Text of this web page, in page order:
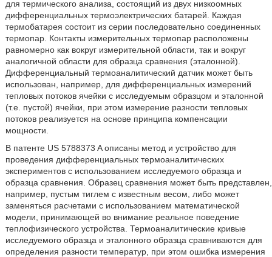
для термического анализа, состоящий из двух низкоомных
дифференциальных термоэлектрических батарей. Каждая
термобатарея состоит из серии последовательно соединенных
термопар. Контакты измерительных термопар расположены
равномерно как вокруг измерительной области, так и вокруг
аналогичной области для образца сравнения (эталонной).
Дифференциальный термоаналитический датчик может быть
использован, например, для дифференциальных измерений
тепловых потоков ячейки с исследуемым образцом и эталонной
(т.е. пустой) ячейки, при этом измерение разности тепловых
потоков реализуется на основе принципа компенсации
мощности.
В патенте US 5788373 A описаны метод и устройство для
проведения дифференциальных термоаналитических
экспериментов с использованием исследуемого образца и
образца сравнения. Образец сравнения может быть представлен,
например, пустым тиглем с известным весом, либо может
заменяться расчетами с использованием математической
модели, принимающей во внимание реальное поведение
теплофизического устройства. Термоаналитические кривые
исследуемого образца и эталонного образца сравниваются для
определения разности температур, при этом ошибка измерения